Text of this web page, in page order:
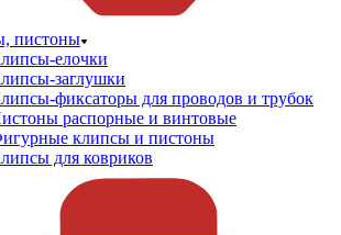
пистоны
елочки
заглушки
фиксаторы для проводов и трубок
распорные и винтовые
клипсы и пистоны
для ковриков